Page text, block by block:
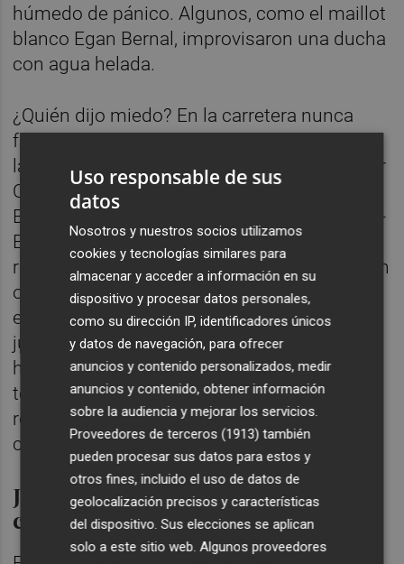
húmedo de pánico. Algunos, como el maillot
blanco Egan Bernal, improvisaron una ducha
con agua helada.
¿Quién dijo miedo? En la carretera nunca
faltan los valientes. Tres ciclistas vascos se
largaron de salida: el barbudo vizcaíno Ander
Okamika (Burgos-BH) y los guipuzcoanos
Bagües (Caja Rural) y Mikel Iturria (Euskaltel-
Euskadi). Los de siempre. Sabían los
rebeldes que no iban a llegar a La Manga con
opciones, pero los equipos invitados se
entregan en las fugas para dejarse ver y
justificar su presencia; y si suena la flauta,
hecho improbable, pues mejor. Los tres
terminaron su viaje a 35 kilómetros de meta,
reducidos por un pelotón que ya iba
calentando motores para el esprint.
Jakobsen empata a dos victorias
con Philipsen
Uso responsable de sus
datos
Nosotros y nuestros socios utilizamos
cookies y tecnologías similares para
almacenar y acceder a información en su
dispositivo y procesar datos personales,
como su dirección IP, identificadores únicos
y datos de navegación, para ofrecer
anuncios y contenido personalizados, medir
anuncios y contenido, obtener información
sobre la audiencia y mejorar los servicios.
Proveedores de terceros (1913) también
pueden procesar sus datos para estos y
otros fines, incluido el uso de datos de
geolocalización precisos y características
del dispositivo. Sus elecciones se aplican
solo a este sitio web. Algunos proveedores